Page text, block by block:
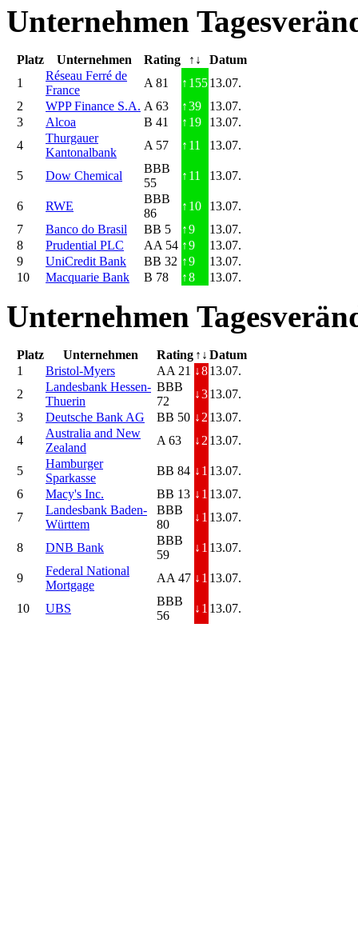
Unternehmen
Platz Unternehmen Rating ↑↓
Datum
1
Réseau Ferré de
France
A 81 ↑ 15513.07.
2
WPP Finance S.A. A 63 ↑39
13.07.
3
Alcoa B 41 ↑ 19
13.07.
4
Thurgauer
Kantonalbank
A 57 ↑ 11 13.07.
5 Dow Chemical
BBB
55
↑ 11 13.07.
6 RWE
BBB
86
↑ 10
13.07.
7
Banco do Brasil BB 5 ↑9
13.07.
8
Prudential PLC AA 54 ↑9
13.07.
9
UniCredit Bank BB 32 ↑9
13.07.
10
Macquarie Bank B 78 ↑8 13.07.
Unternehmen
Platz Unternehmen Rating ↑↓ Datum
1
Bristol-Myers AA 21 ↓813.07.
2
Landesbank Hessen-
Thuerin
BBB
72
↓313.07.
3
Deutsche Bank AG BB 50 ↓ 2 13.07.
4
Australia and New
Zealand
A 63 ↓ 2 13.07.
5
Hamburger
Sparkasse
BB 84 ↓ 1 13.07.
6
Macy's Inc. BB 13 ↓ 1 13.07.
7
Landesbank Baden-
Württem
BBB
80
↓ 1 13.07.
8 DNB Bank
BBB
59
↓ 1 13.07.
9
Federal National
Mortgage
AA 47 ↓ 1 13.07.
10 UBS
BBB
56
↓ 1 13.07.